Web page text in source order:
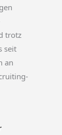
trotz
seit
an